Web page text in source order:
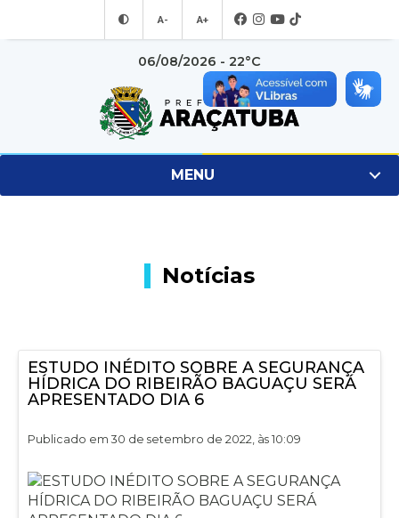
A- A+
06/08/2026 - 22°C
MENU
Notícias
ESTUDO INÉDITO SOBRE A SEGURANÇA
HÍDRICA DO RIBEIRÃO BAGUAÇU SERÁ
APRESENTADO DIA 6
Publicado em 30 de setembro de 2022, às 10:09